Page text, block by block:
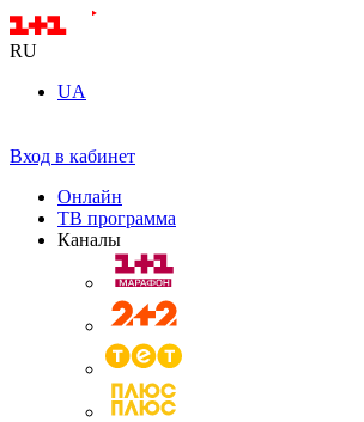
RU
UA
Вход в кабинет
Онлайн
ТВ программа
Каналы